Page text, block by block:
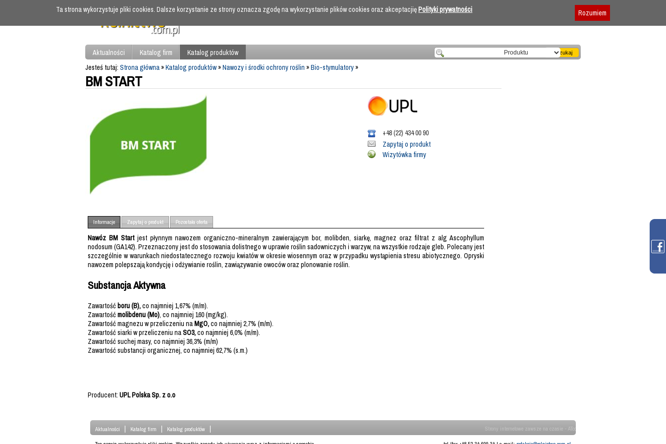
Regulamin
Aktualności Katalog firm
Katalog produktów
Jesteś tutaj: Strona główna»Katalog produktów»Nawozy i środki ochrony roślin »Bio-stymulatory»
BM START
+48 (22) 434 00 90
Zapytaj o produkt
Wizytówka firmy
Informacje Zapytaj o produkt Pozostała oferta
Nawóz BM Startjest płynnym nawozem organiczno-mineralnym zawierającym bor, molibden, siarkę, magnez oraz filtrat z alg Ascophyllum
nodosum (GA142). Przeznaczony jest do stosowania dolistnego w uprawie roślin sadowniczych i warzyw, na wszystkie rodzaje gleb. Polecany jest
szczególnie w warunkach niedostatecznego rozwoju kwiatów w okresie wiosennym oraz w przypadku wystąpienia stresu abiotycznego. Opryski
nawozem polepszają kondycję i odżywianie roślin, zawiązywanie owoców oraz plonowanie roślin.
Substancja Aktywna
Zawartość boru (B),co najmniej 1,67% (m/m).
Zawartośćmolibdenu (Mo), co najmniej 160 (mg/kg).
Zawartość magnezu w przeliczeniu naMgO,co najmniej 2,7% (m/m).
Zawartość siarki w przeliczeniu naSO3,co najmniej 6,0% (m/m).
Zawartość suchej masy, co najmniej 36,3% (m/m)
Zawartość substancji organicznej, co najmniej 62,7% (s.m.)
Producent: UPL Polska Sp. z o.o
Aktualności | Katalog firm | Katalog produktów | Strony internetowe zawsze na czasie - ATcom
Ta strona wykorzystuje pliki cookies. Dalsze korzystanie ze strony oznacza zgodę na wykorzystanie plików cookies oraz akceptacjięPolityki prywatności Rozumiem